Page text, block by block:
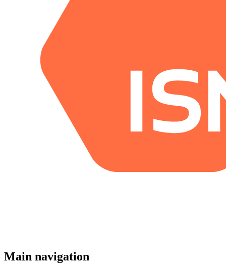
Main navigation